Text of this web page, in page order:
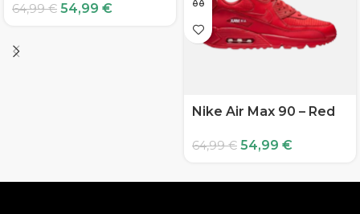
64,99€ 54,99 €
Nike Air Max 90 – Red
64,99€ 54,99 €